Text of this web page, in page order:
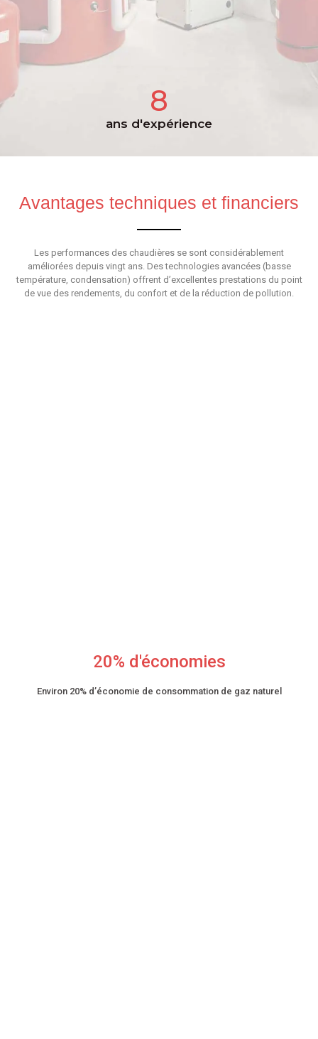
8
ans d'expérience
Avantages techniques et financiers
Les performances des chaudières se sont considérablement
améliorées depuis vingt ans. Des technologies avancées (basse
température, condensation) offrent d’excellentes prestations du point
de vue des rendements, du confort et de la réduction de pollution.
20% d'économies
Environ 20% d’économie de consommation de gaz naturel